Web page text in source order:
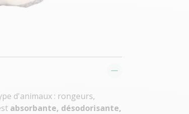
d'animaux : rongeurs,
absorbante, désodorisante,